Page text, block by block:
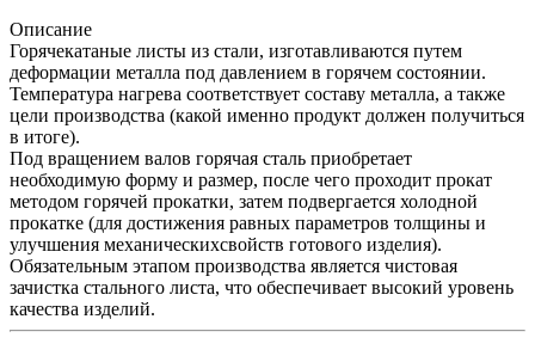
Описание
Горячекатаные листы из стали, изготавливаются путем
деформации металла под давлением в горячем состоянии.
Температура нагрева соответствует составу металла, а также
цели производства (какой именно продукт должен получиться
в итоге).
Под вращением валов горячая сталь приобретает
необходимую форму и размер, после чего проходит прокат
методом горячей прокатки, затем подвергается холодной
прокатке (для достижения равных параметров толщины и
улучшения механическихсвойств готового изделия).
Обязательным этапом производства является чистовая
зачистка стального листа, что обеспечивает высокий уровень
качества изделий.